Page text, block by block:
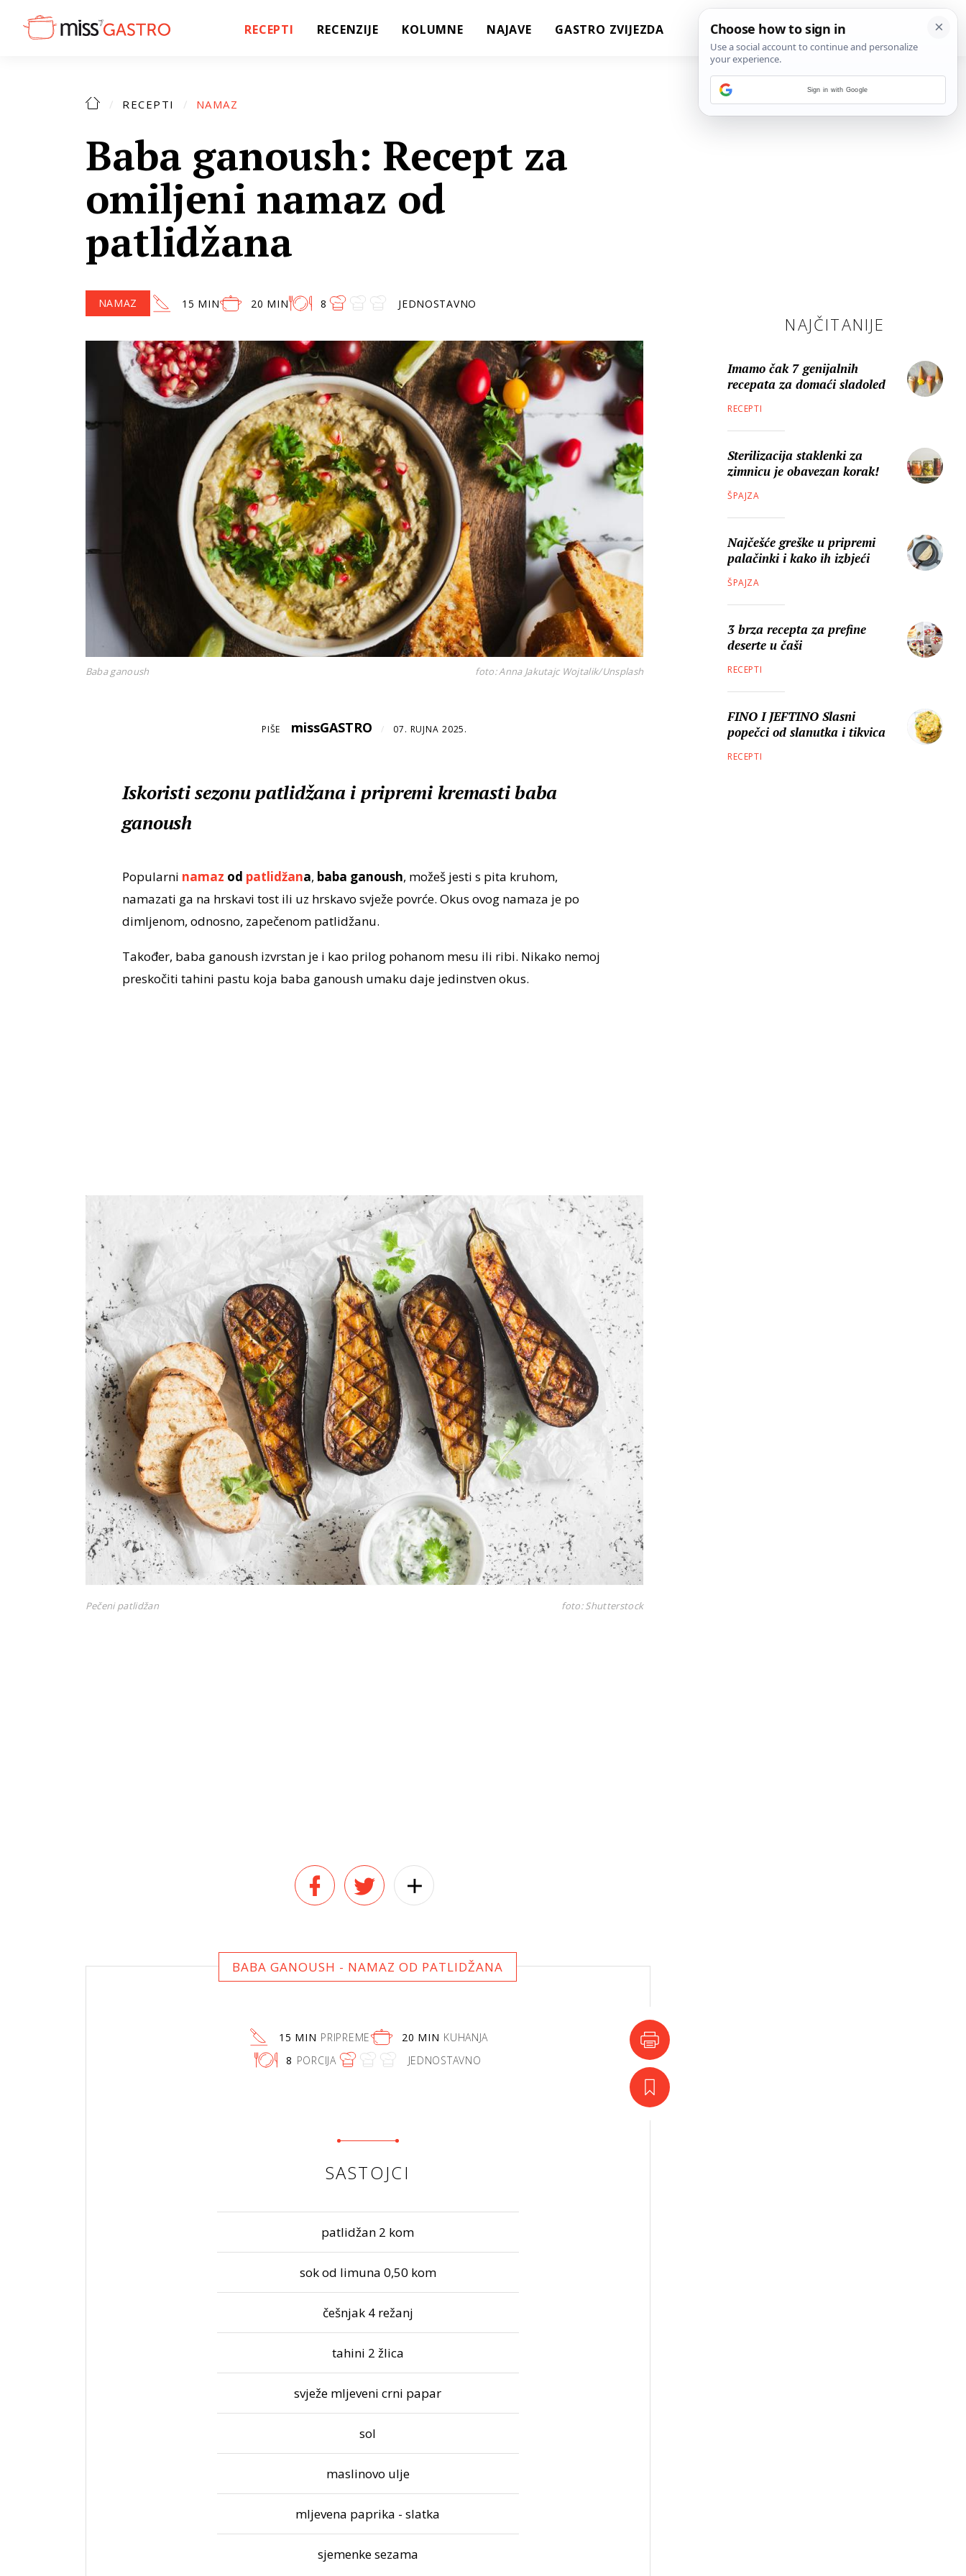
RECEPTI RECENZIJE KOLUMNE NAJAVE GASTRO ZVIJEZDA
RECEPTI NAMAZ
Baba ganoush: Recept za
omiljeni namaz od
patlidžana
NAMAZ 15 MIN 20 MIN 8 JEDNOSTAVNO
Baba ganoush foto: Anna Jakutajc Wojtalik/Unsplash
PIŠE missGASTRO / 07. RUJNA 2025.
Iskoristi sezonu patlidžana i pripremi kremasti baba
ganoush
Popularni namaz od patlidžana, baba ganoush, možeš jesti s pita kruhom,
namazati ga na hrskavi tost ili uz hrskavo svježe povrće. Okus ovog namaza je po
dimljenom, odnosno, zapečenom patlidžanu.
Također, baba ganoush izvrstan je i kao prilog pohanom mesu ili ribi. Nikako nemoj
preskočiti tahini pastu koja baba ganoush umaku daje jedinstven okus.
Pečeni patlidžan foto: Shutterstock
BABA GANOUSH - NAMAZ OD PATLIDŽANA
15 MIN PRIPREME 20 MIN KUHANJA
8 PORCIJA JEDNOSTAVNO
SASTOJCI
patlidžan 2 kom
sok od limuna 0,50 kom
češnjak 4 režanj
tahini 2 žlica
svježe mljeveni crni papar
sol
maslinovo ulje
mljevena paprika - slatka
sjemenke sezama
NAJČITANIJE
Imamo čak 7 genijalnih
recepata za domaći sladoled
RECEPTI
Sterilizacija staklenki za
zimnicu je obavezan korak!
ŠPAJZA
Najčešće greške u pripremi
palačinki i kako ih izbjeći
ŠPAJZA
3 brza recepta za prefine
deserte u čaši
RECEPTI
FINO I JEFTINO Slasni
popečci od slanutka i tikvica
RECEPTI
Sign in with Google